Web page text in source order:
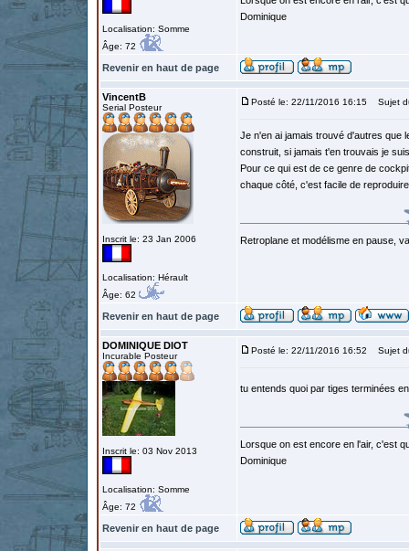
Localisation: Somme
Âge: 72
Dominique
Revenir en haut de page
VincentB
Serial Posteur
Inscrit le: 23 Jan 2006
Localisation: Hérault
Âge: 62
Posté le: 22/11/2016 16:15 Sujet
Je n'en ai jamais trouvé d'autres que
construit, si jamais t'en trouvais je
Pour ce qui est de ce genre de
chaque côté, c'est facile de
Retroplane et modélisme en pause,
Revenir en haut de page
DOMINIQUE DIOT
Incurable Posteur
Inscrit le: 03 Nov 2013
Localisation: Somme
Âge: 72
Posté le: 22/11/2016 16:52 Sujet
tu entends quoi par tiges terminées
Lorsque on est encore en l'air, c'est
Dominique
Revenir en haut de page